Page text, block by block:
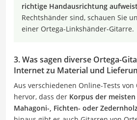
richtige Handausrichtung aufweist
Rechtshänder sind, schauen Sie
einer Ortega-Linkshänder-Gitarre.
3. Was sagen diverse Ortega-
Internet zu Material und
Aus verschiedenen Online-Tests
hervor, dass der Korpus der
Mahagoni-, Fichten- oder Zedernholz